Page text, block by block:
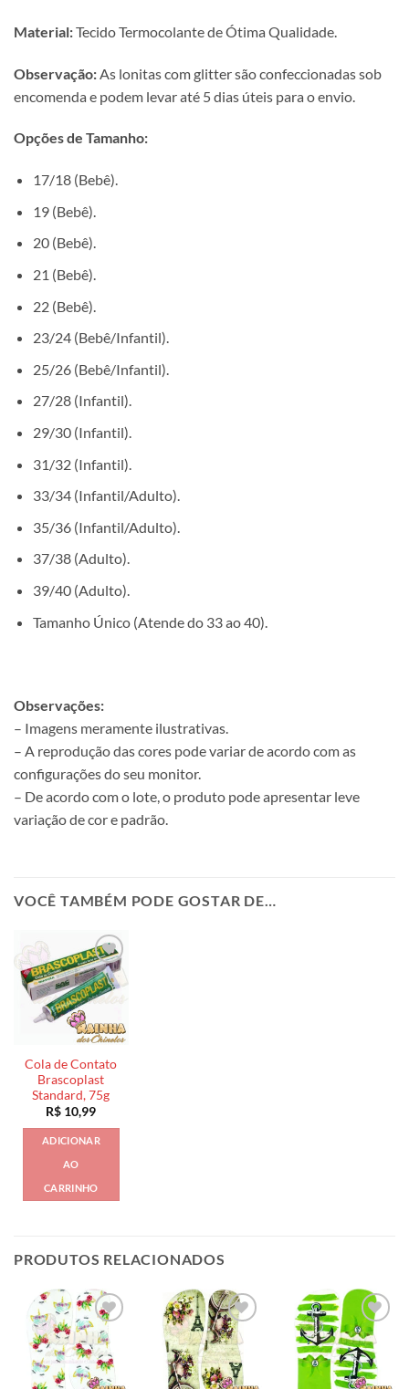
Material:Tecido Termocolante de Ótima Qualidade.
Observação: As lonitas com glitter são confeccionadas sob
encomenda e podem levar até 5 dias úteis para o envio.
Opções de Tamanho:
17/18 (Bebê).
19 (Bebê).
20 (Bebê).
21 (Bebê).
22 (Bebê).
23/24 (Bebê/Infantil).
25/26 (Bebê/Infantil).
27/28 (Infantil).
29/30 (Infantil).
31/32 (Infantil).
33/34 (Infantil/Adulto).
35/36 (Infantil/Adulto).
37/38 (Adulto).
39/40 (Adulto).
Tamanho Único (Atende do 33 ao 40).
Observações:
– Imagens meramente ilustrativas.
– A reprodução das cores pode variar de acordo com as
configurações do seu monitor.
– De acordo com o lote, o produto pode apresentar leve
variação de cor e padrão.
VOCÊ TAMBÉM PODE GOSTAR DE…
Cola de Contato
Brascoplast
Standard, 75g
R$ 10,99
ADICIONAR
AO
CARRINHO
PRODUTOS RELACIONADOS